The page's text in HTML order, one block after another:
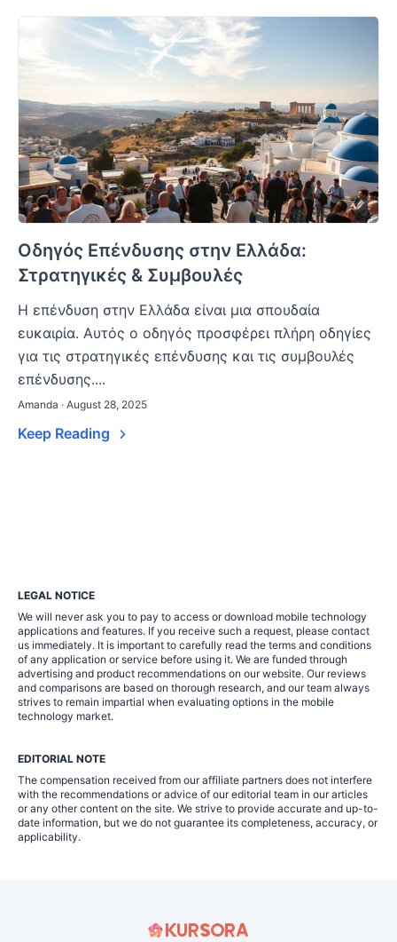
Οδηγός Επένδυσης στην Ελλάδα:
Στρατηγικές & Συμβουλές
Η επένδυση στην Ελλάδα είναι μια σπουδαία
ευκαιρία. Αυτός ο οδηγός προσφέρει πλήρη οδηγίες
για τις στρατηγικές επένδυσης και τις συμβουλές
επένδυσης....
Amanda · August 28, 2025
Keep Reading
LEGAL NOTICE
We will never ask you to pay to access or download mobile technology
applications and features. If you receive such a request, please contact
us immediately. It is important to carefully read the terms and conditions
of any application or service before using it. We are funded through
advertising and product recommendations on our website. Our reviews
and comparisons are based on thorough research, and our team always
strives to remain impartial when evaluating options in the mobile
technology market.
EDITORIAL NOTE
The compensation received from our affiliate partners does not interfere
with the recommendations or advice of our editorial team in our articles
or any other content on the site. We strive to provide accurate and up-to-
date information, but we do not guarantee its completeness, accuracy, or
applicability.